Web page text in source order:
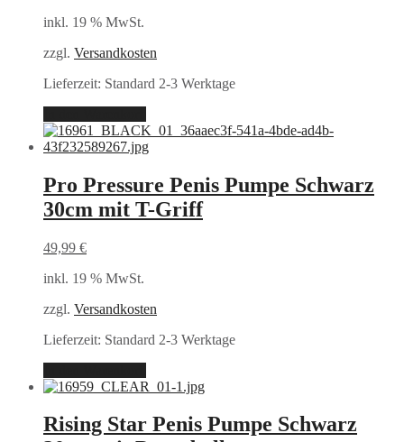
inkl. 19 % MwSt.
zzgl. Versandkosten
Lieferzeit: Standard 2-3 Werktage
Pro Pressure Penis Pumpe Schwarz
30cm mit T-Griff
49,99 €
inkl. 19 % MwSt.
zzgl. Versandkosten
Lieferzeit: Standard 2-3 Werktage
Rising Star Penis Pumpe Schwarz